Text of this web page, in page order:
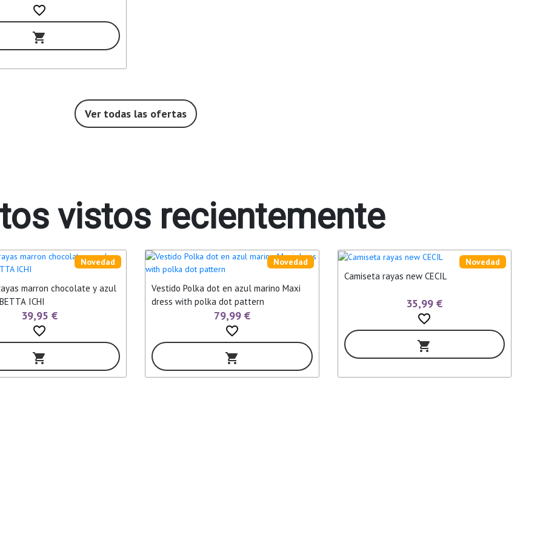
favorite_border
shopping_cart
Ver todas las ofertas
vistos recientemente
marron chocolate y azul
ICHI
Novedad
39,95 €
favorite_border
shopping_cart
Vestido Polka dot en azul marino Maxi
dress with polka dot pattern
Novedad
79,99 €
favorite_border
shopping_cart
Camiseta rayas new CECIL
Novedad
35,99 €
favorite_border
shopping_cart